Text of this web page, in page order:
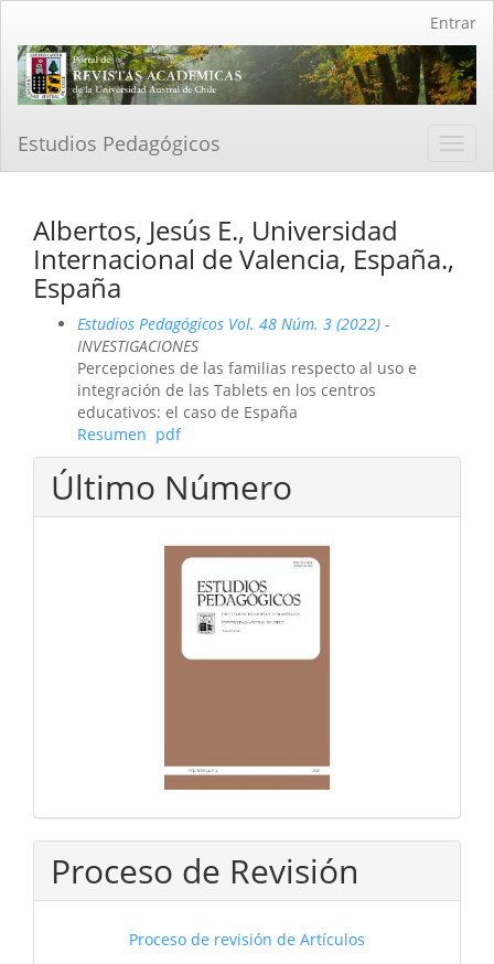
Contenido
principal
Barra
Entrar
Estudios Pedagógicos
Albertos, Jesús E., Universidad
Internacional de Valencia, España.,
España
Estudios Pedagógicos Vol. 48 Núm. 3 (2022) -
INVESTIGACIONES
Percepciones de las familias respecto al uso e
integración de las Tablets en los centros
educativos: el caso de España
Resumen pdf
Último Número
Proceso de Revisión
Proceso de revisión de Artículos